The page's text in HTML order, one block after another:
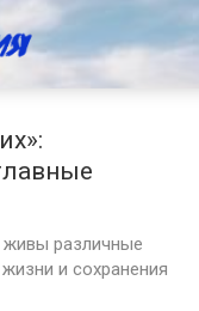
различные
и сохранения